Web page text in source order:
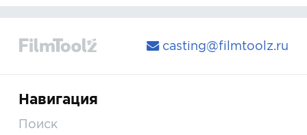
casting@filmtoolz.ru
Навигация
Поиск